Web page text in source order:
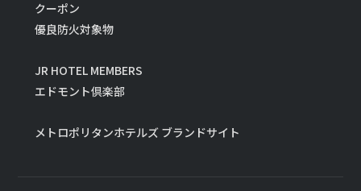
クーポン
優良防火対象物
JR HOTEL MEMBERS
エドモント倶楽部
メトロポリタンホテルズ ブランドサイト